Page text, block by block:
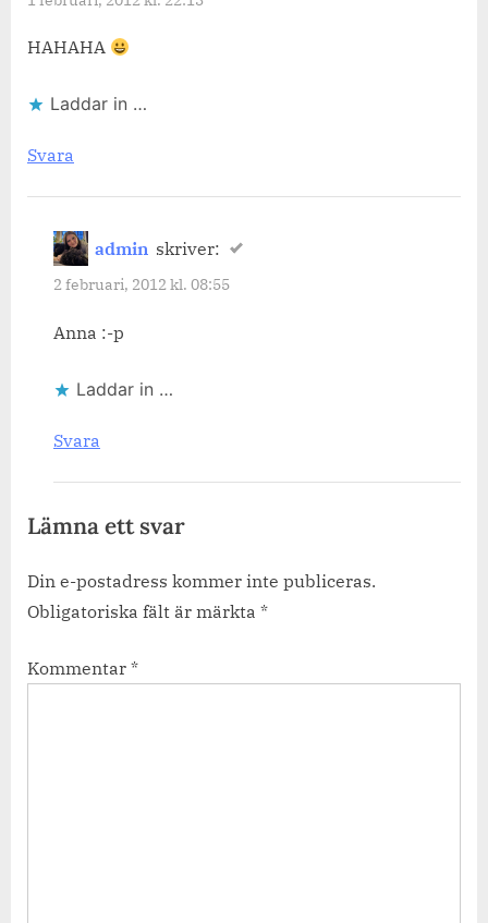
HAHAHA
Laddar in …
Svara
admin skriver:
2 februari, 2012 kl. 08:55
Anna :-p
Laddar in …
Svara
Lämna ett svar
Din e-postadress kommer inte publiceras.
Obligatoriska fält är märkta *
Kommentar *